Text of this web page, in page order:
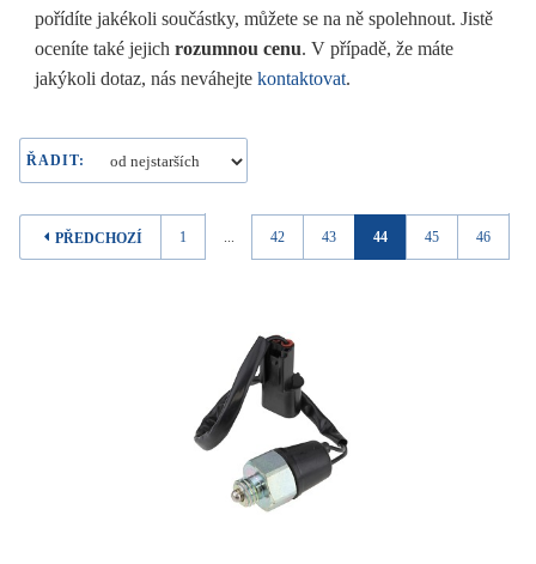
pořídíte jakékoli součástky, můžete se na ně spolehnout. Jistě
oceníte také jejich rozumnou cenu. V případě, že máte
jakýkoli dotaz, nás neváhejte kontaktovat.
ŘADIT:
PŘEDCHOZÍ 1 ... 42 43 44 45 46